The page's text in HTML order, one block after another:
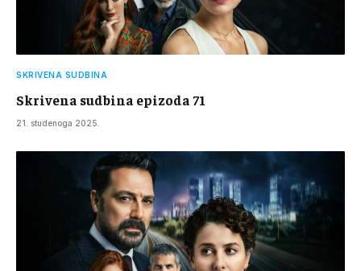
SKRIVENA SUDBINA
Skrivena sudbina epizoda 71
21. studenoga 2025.